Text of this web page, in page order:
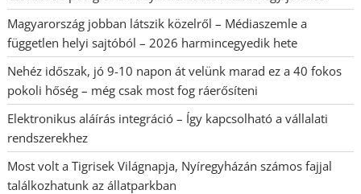
Magyarország jobban látszik közelről – Médiaszemle a
független helyi sajtóból – 2026 harmincegyedik hete
Nehéz időszak, jó 9-10 napon át velünk marad ez a 40 fokos
pokoli hőség – még csak most fog ráerősíteni
Elektronikus aláírás integráció – Így kapcsolható a vállalati
rendszerekhez
Most volt a Tigrisek Világnapja, Nyíregyházán számos fajjal
találkozhatunk az állatparkban